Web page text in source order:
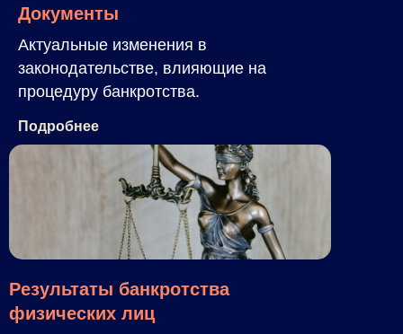
Документы
Актуальные изменения в
законодательстве, влияющие на
процедуру банкротства.
Подробнее
Результаты банкротства
физических лиц